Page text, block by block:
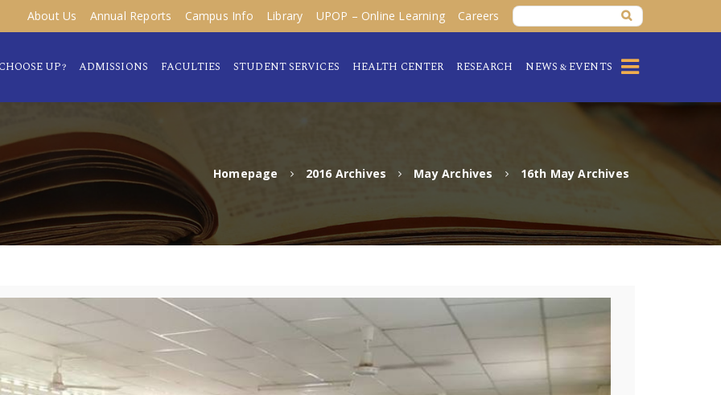
About Us Annual Reports Campus Info Library UPOP – Online Learning Careers
UP? ADMISSIONS FACULTIES STUDENT SERVICES HEALTH CENTER RESEARCH NEWS & EVENTS
Homepage 2016 Archives May Archives 16th May Archives